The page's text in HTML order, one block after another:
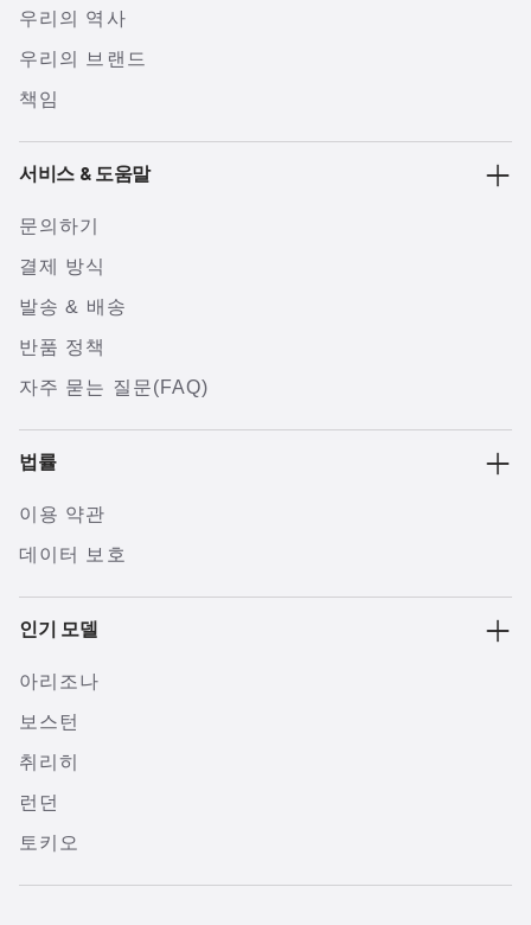
우리의 역사
우리의 브랜드
책임
서비스 & 도움말
문의하기
결제 방식
발송 & 배송
반품 정책
자주 묻는 질문(FAQ)
법률
이용 약관
데이터 보호
인기 모델
아리조나
보스턴
취리히
런던
토키오